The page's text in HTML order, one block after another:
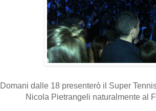
Domani dalle 18 presenterò il Super
Nicola Pietrangeli naturalmente al